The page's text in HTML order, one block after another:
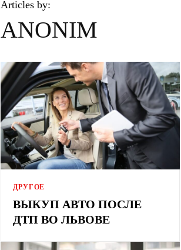
Articles by:
ANONIM
ДРУГОЕ
ВЫКУП АВТО ПОСЛЕ
ДТП ВО ЛЬВОВЕ